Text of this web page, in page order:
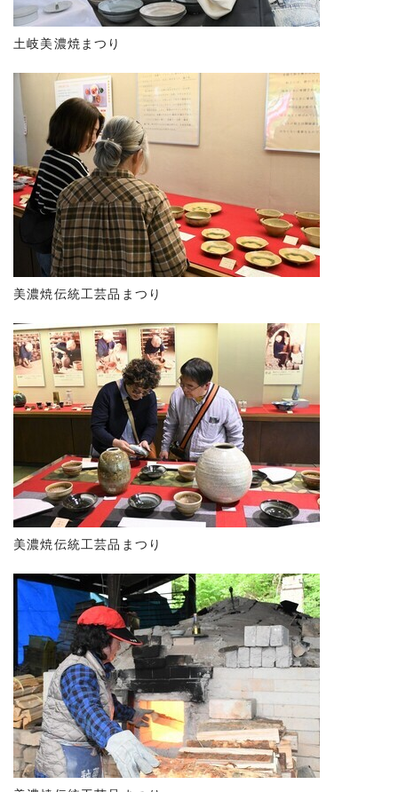
土岐美濃焼まつり
美濃焼伝統工芸品まつり
美濃焼伝統工芸品まつり